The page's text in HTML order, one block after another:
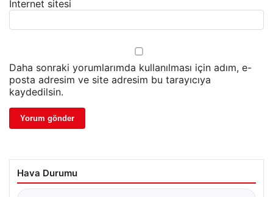
İnternet sitesi
Daha sonraki yorumlarımda kullanılması için adım, e-
posta adresim ve site adresim bu tarayıcıya
kaydedilsin.
Hava Durumu